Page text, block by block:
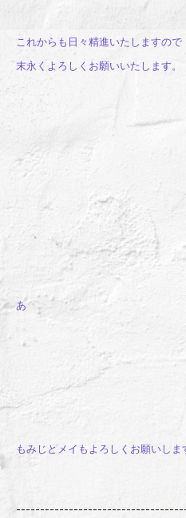
これからも日々精進いたしますので
末永くよろしくお願いいたします。
あ
もみじとメイもよろしくお願いしま